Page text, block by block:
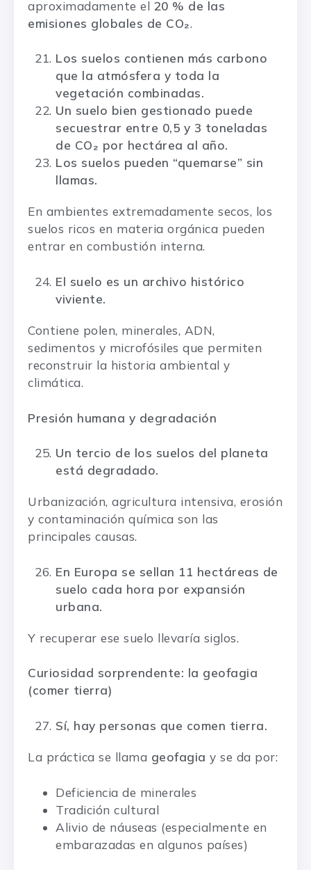
aproximadamente el 20 % de las
emisiones globales de CO₂.
Los suelos contienen más carbono
que la atmósfera y toda la
vegetación combinadas.
Un suelo bien gestionado puede
secuestrar entre 0,5 y 3 toneladas
de CO₂ por hectárea al año.
Los suelos pueden “quemarse” sin
llamas.
En ambientes extremadamente secos, los
suelos ricos en materia orgánica pueden
entrar en combustión interna.
El suelo es un archivo histórico
viviente.
Contiene polen, minerales, ADN,
sedimentos y microfósiles que permiten
reconstruir la historia ambiental y
climática.
Presión humana y degradación
Un tercio de los suelos del planeta
está degradado.
Urbanización, agricultura intensiva, erosión
y contaminación química son las
principales causas.
En Europa se sellan 11 hectáreas de
suelo cada hora por expansión
urbana.
Y recuperar ese suelo llevaría siglos.
Curiosidad sorprendente: la geofagia
(comer tierra)
Sí, hay personas que comen tierra.
La práctica se llama geofagia y se da por:
Deficiencia de minerales
Tradición cultural
Alivio de náuseas (especialmente en
embarazadas en algunos países)